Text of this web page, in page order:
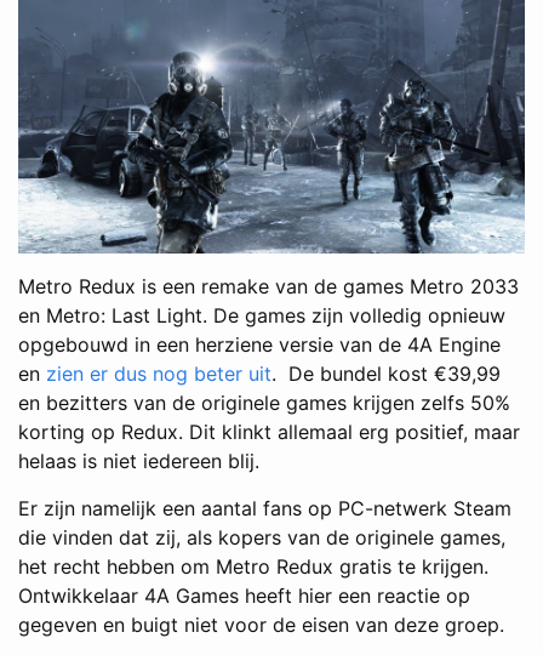
Metro Redux is een remake van de games Metro 2033
en Metro: Last Light. De games zijn volledig opnieuw
opgebouwd in een herziene versie van de 4A Engine
en zien er dus nog beter uit. De bundel kost €39,99
en bezitters van de originele games krijgen zelfs 50%
korting op Redux. Dit klinkt allemaal erg positief, maar
helaas is niet iedereen blij.
Er zijn namelijk een aantal fans op PC-netwerk Steam
die vinden dat zij, als kopers van de originele games,
het recht hebben om Metro Redux gratis te krijgen.
Ontwikkelaar 4A Games heeft hier een reactie op
gegeven en buigt niet voor de eisen van deze groep.